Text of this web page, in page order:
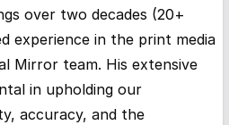
over two decades (20+
experience in the print media
Mirror team. His extensive
in upholding our
accuracy, and the